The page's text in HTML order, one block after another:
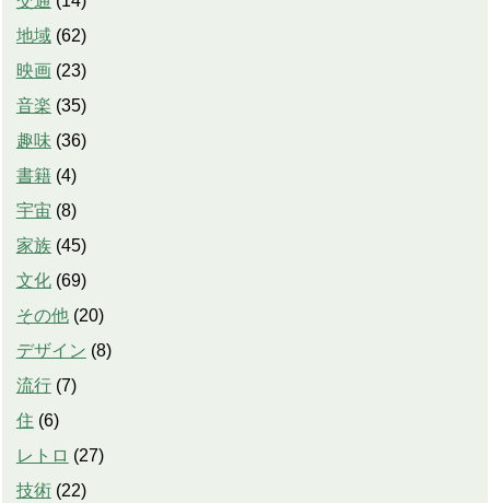
地域 (62)
映画 (23)
音楽 (35)
趣味 (36)
書籍 (4)
宇宙 (8)
家族 (45)
文化 (69)
その他 (20)
デザイン (8)
流行 (7)
住 (6)
レトロ (27)
技術 (22)